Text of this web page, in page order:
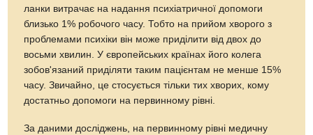
ланки витрачає на надання психіатричної допомоги
близько 1% робочого часу. Тобто на прийом хворого з
проблемами психіки він може приділити від двох до
восьми хвилин. У європейських країнах його колега
зобов'язаний приділяти таким пацієнтам не менше 15%
часу. Звичайно, це стосується тільки тих хворих, кому
достатньо допомоги на первинному рівні.
За даними досліджень, на первинному рівні медичну